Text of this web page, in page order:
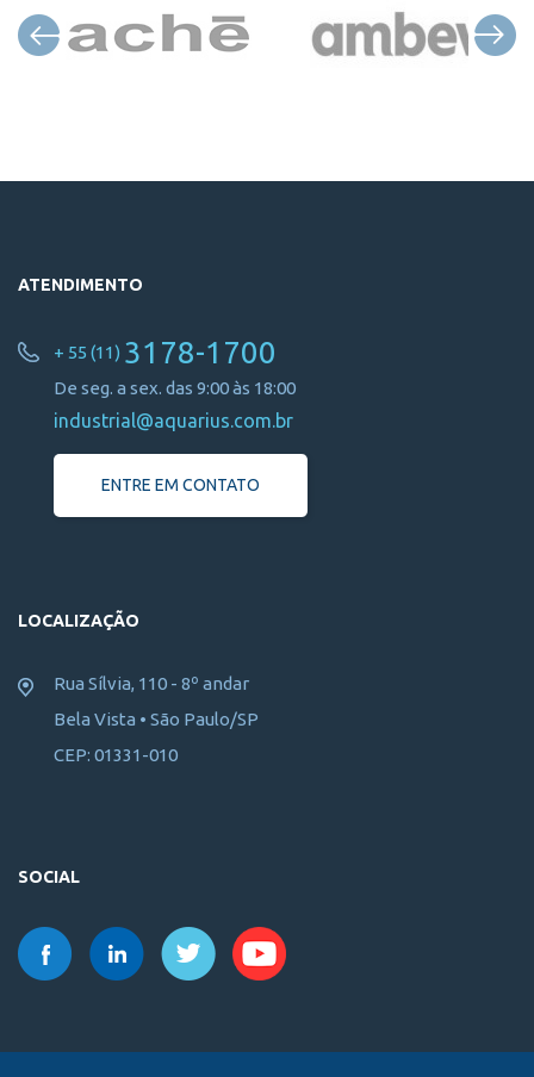
ATENDIMENTO
+ 55 (11) 3178-1700
De seg. a sex. das 9:00 às 18:00
industrial@aquarius.com.br
ENTRE EM CONTATO
LOCALIZAÇÃO
Rua Sílvia, 110 - 8º andar
Bela Vista • São Paulo/SP
CEP: 01331-010
SOCIAL